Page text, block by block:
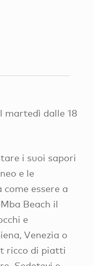
dalle 18
i suoi sapori
e le
essere a
Beach il
e
Venezia o
ricco di piatti